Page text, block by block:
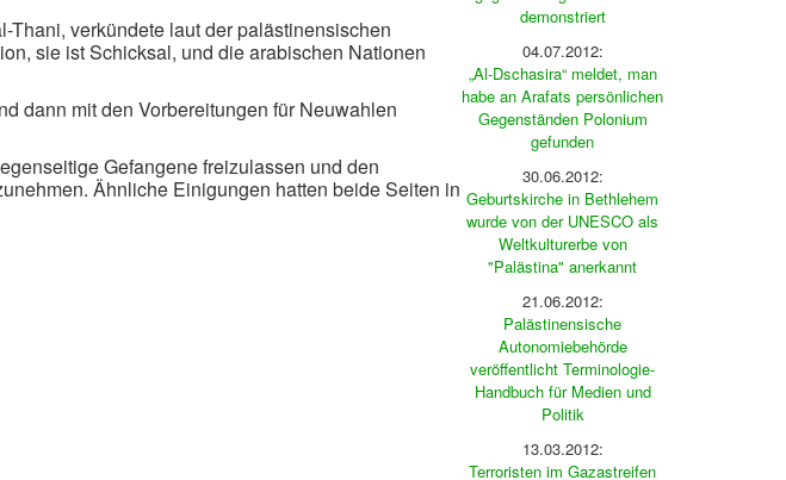
verkündete laut der palästinensischen
sie ist Schicksal, und die arabischen Nationen
dann mit den Vorbereitungen für Neuwahlen
Gefangene freizulassen und den
Ähnliche Einigungen hatten beide Seiten in
demonstriert
04.07.2012:
„Al-Dschasira“ meldet, man
habe an Arafats persönlichen
Gegenständen Polonium
gefunden
30.06.2012:
Geburtskirche in Bethlehem
wurde von der UNESCO als
Weltkulturerbe von
"Palästina" anerkannt
21.06.2012:
Palästinensische
Autonomiebehörde
veröffentlicht Terminologie-
Handbuch für Medien und
Politik
13.03.2012:
Terroristen im Gazastreifen